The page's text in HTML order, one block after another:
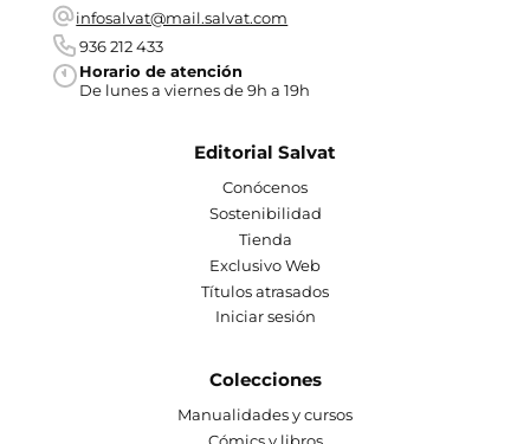
infosalvat@mail.salvat.com
936 212 433
Horario de atención
De lunes a viernes de 9h a 19h
Editorial Salvat
Conócenos
Sostenibilidad
Tienda
Exclusivo Web
Títulos atrasados
Iniciar sesión
Colecciones
Manualidades y cursos